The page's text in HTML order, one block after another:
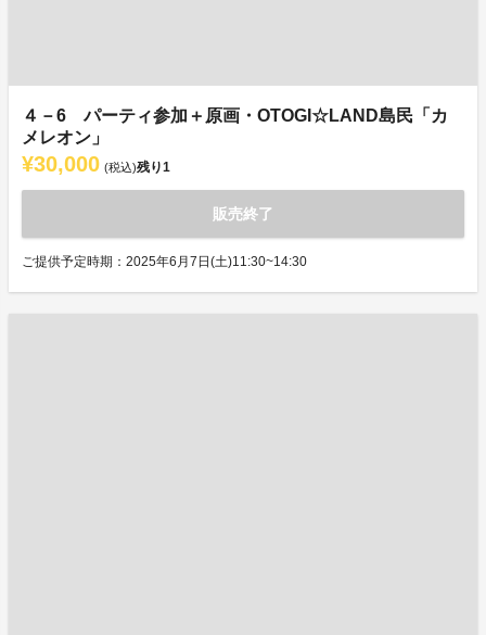
４－6 パーティ参加＋原画・OTOGI☆LAND島民「カ
メレオン」
¥30,000 (税込)残り1
販売終了
ご提供予定時期：2025年6月7日(土)11:30~14:30